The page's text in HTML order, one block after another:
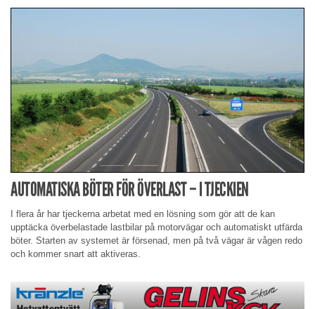
AUTOMATISKA BÖTER FÖR ÖVERLAST – I TJECKIEN
I flera år har tjeckerna arbetat med en lösning som gör att de kan
upptäcka överbelastade lastbilar på motorvägar och automatiskt utfärda
böter. Starten av systemet är försenad, men på två vägar är vågen redo
och kommer snart att aktiveras.